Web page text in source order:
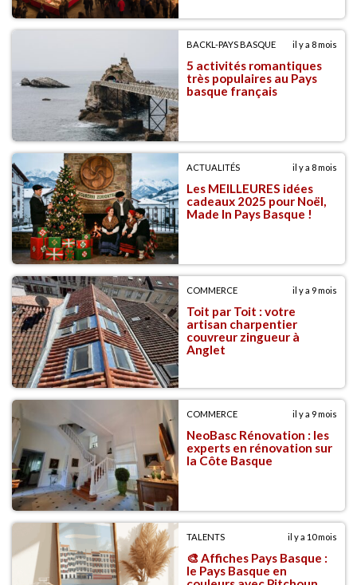
BACKL-PAYS BASQUE il y a 8 mois
5 activités romantiques
très populaires au Pays
basque français
ACTUALITÉS il y a 8 mois
Les MEILLEURES idées
cadeaux 2025 pour Noël,
Made In Pays Basque !
COMMERCE il y a 9 mois
Toit par Toit : votre
artisan charpentier
couvreur zingueur à
Anglet
COMMERCE il y a 9 mois
NeoBasc Rénovation : les
experts en rénovation sur
la Côte Basque
TALENTS il y a 10 mois
🎨 Affiches Pays Basque :
le Pays Basque en